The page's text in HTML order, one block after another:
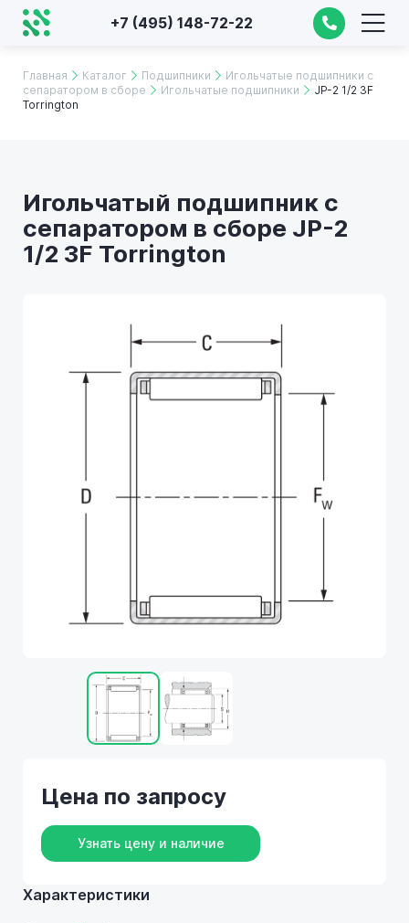
+7 (495) 148-72-22
Главная Каталог Подшипники
Игольчатые подшипники с
сепаратором в сборе
Игольчатые подшипники
JP-2 1/2 3F
Torrington
Игольчатый подшипник с
сепаратором в сборе JP-2
1/2 3F Torrington
Характеристики
Цена по запросу
Узнать цену и наличие